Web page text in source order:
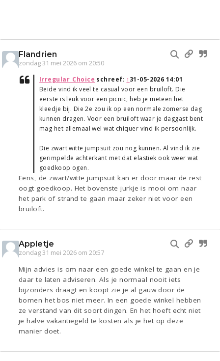
Flandrien
zondag 31 mei 2026 om 20:50
Irregular_Choice schreef: ↑31-05-2026 14:01
Beide vind ik veel te casual voor een bruiloft. Die
eerste is leuk voor een picnic, heb je meteen het
kleedje bij. Die 2e zou ik op een normale zomerse dag
kunnen dragen. Voor een bruiloft waar je daggast bent
mag het allemaal wel wat chiquer vind ik persoonlijk.
Die zwart witte jumpsuit zou nog kunnen. Al vind ik zie
gerimpelde achterkant met dat elastiek ook weer wat
goedkoop ogen.
Eens, de zwart/witte jumpsuit kan er door maar de rest
oogt goedkoop. Het bovenste jurkje is mooi om naar
het park of strand te gaan maar zeker niet voor een
bruiloft.
Appletje
zondag 31 mei 2026 om 20:57
Mijn advies is om naar een goede winkel te gaan en je
daar te laten adviseren. Als je normaal nooit iets
bijzonders draagt en koopt zie je al gauw door de
bomen het bos niet meer. In een goede winkel hebben
ze verstand van dit soort dingen. En het hoeft echt niet
je halve vakantiegeld te kosten als je het op deze
manier doet.